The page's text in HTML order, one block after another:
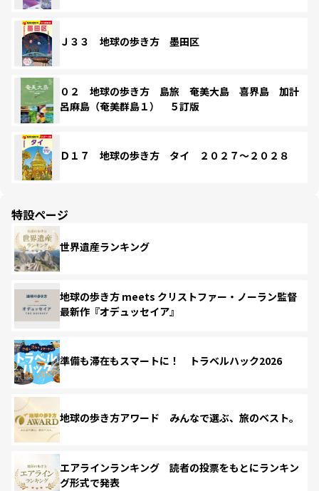
Ｊ３３ 地球の歩き方 墨田区
０２ 地球の歩き方 島旅 奄美大島 喜界島 加計
呂麻島（奄美群島１） ５訂版
Ｄ１７ 地球の歩き方 タイ ２０２７～２０２８
特設ページ
世界遺産ランキング
地球の歩き方 meets クリストファー・ノーラン監督
最新作『オデュッセイア』
準備も滞在もスマートに！ トラベルハック2026
地球の歩き方アワード みんなで選ぶ、旅のベスト。
エアラインランキング 読者の投票をもとにランキン
グ形式で発表